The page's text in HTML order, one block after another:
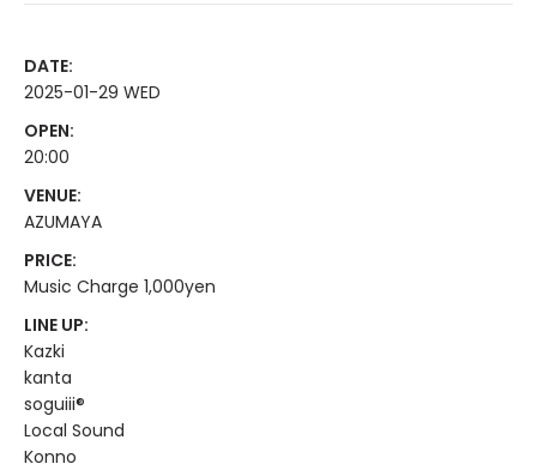
DATE:
2025-01-29 WED
OPEN:
20:00
VENUE:
AZUMAYA
PRICE:
Music Charge 1,000yen
LINE UP:
Kazki
kanta
soguiii®
Local Sound
Konno